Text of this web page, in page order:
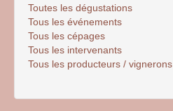
Toutes les dégustations
Tous les événements
Tous les cépages
Tous les intervenants
Tous les producteurs / vignerons